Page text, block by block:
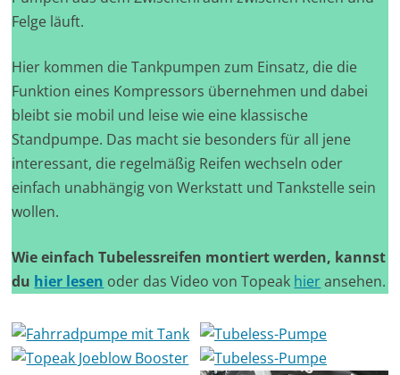
Felge läuft.
Hier kommen die Tankpumpen zum Einsatz, die die
Funktion eines Kompressors übernehmen und dabei
bleibt sie mobil und leise wie eine klassische
Standpumpe. Das macht sie besonders für all jene
interessant, die regelmäßig Reifen wechseln oder
einfach unabhängig von Werkstatt und Tankstelle sein
wollen.
Wie einfach Tubelessreifen montiert werden, kannst
du hier lesen oder das Video von Topeak hieransehen.